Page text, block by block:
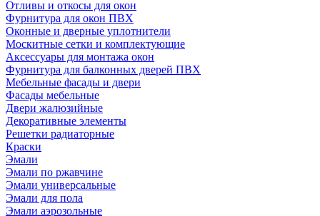
Отливы и откосы для окон
Фурнитура для окон ПВХ
Оконные и дверные уплотнители
Москитные сетки и комплектующие
Аксессуары для монтажа окон
Фурнитура для балконных дверей ПВХ
Мебельные фасады и двери
Фасады мебельные
Двери жалюзийные
Декоративные элементы
Решетки радиаторные
Краски
Эмали
Эмали по ржавчине
Эмали универсальные
Эмали для пола
Эмали аэрозольные